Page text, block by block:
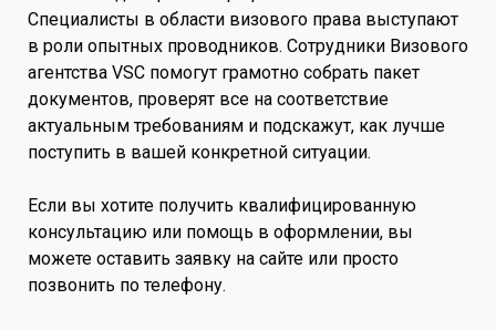
Специалисты в области визового права выступают
в роли опытных проводников. Сотрудники Визового
агентства VSC помогут грамотно собрать пакет
документов, проверят все на соответствие
актуальным требованиям и подскажут, как лучше
поступить в вашей конкретной ситуации.
Если вы хотите получить квалифицированную
консультацию или помощь в оформлении, вы
можете оставить заявку на сайте или просто
позвонить по телефону.